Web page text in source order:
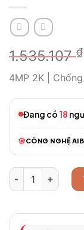
1.535.107₫
4MP 2K |
Đang có 18
CÔNG NGHỆ AI
Camera Ngoài